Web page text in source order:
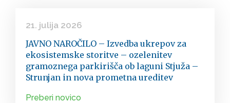
21. julija 2026
JAVNO NAROČILO – Izvedba ukrepov za
ekosistemske storitve – ozelenitev
gramoznega parkirišča ob laguni Stjuža –
Strunjan in nova prometna ureditev
Preberi novico